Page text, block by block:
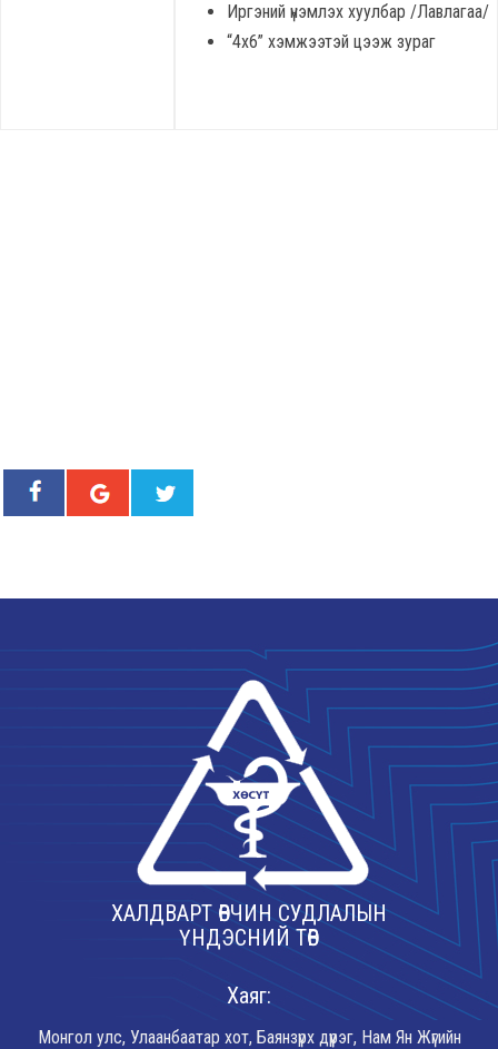
Иргэний үнэмлэх хуулбар /Лавлагаа/
“4х6” хэмжээтэй цээж зураг
ХАЛДВАРТ ӨВЧИН СУДЛАЛЫН
ҮНДЭСНИЙ ТӨВ
Хаяг:
Монгол улс, Улаанбаатар хот, Баянзүрх дүүрэг, Нам Ян Жүгийн